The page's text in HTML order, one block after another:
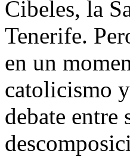
Cibeles, la
Tenerife.
en un
catolicismo
debate